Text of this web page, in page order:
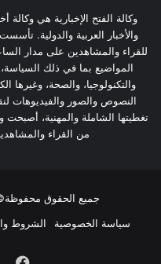
وكالة الفتح الإخبارية هي وكالة
والأخبار العربية والدولية.
للقراء والمشاهدين على مدار
المواضيع بما في ذلك السياسة،
والتكنولوجيا، والصحة، وغيرها
النصوص والصور والفيديوهات
تغطيتها الشاملة والمهنية، أصبحت
من القراء
جميع الحقوق محفوظة©
سياسة الخصوصية
الشروط